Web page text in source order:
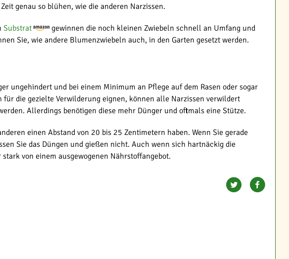
genau so blühen, wie die anderen Narzissen.
Substrat
gewinnen die noch kleinen Zwiebeln schnell an Umfang und
Sie, wie andere Blumenzwiebeln auch, in den Garten gesetzt werden.
ungehindert und bei einem Minimum an Pflege auf dem Rasen oder sogar
die gezielte Verwilderung eignen, können alle Narzissen verwildert
Allerdings benötigen diese mehr Dünger und oftmals eine Stütze.
einen Abstand von 20 bis 25 Zentimetern haben. Wenn Sie gerade
Sie das Düngen und gießen nicht. Auch wenn sich hartnäckig die
von einem ausgewogenen Nährstoffangebot.